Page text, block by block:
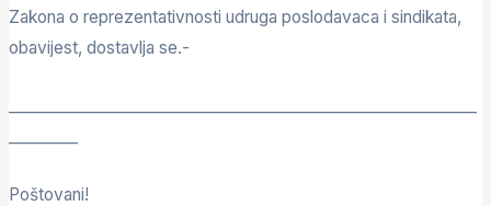
Zakona o reprezentativnosti udruga poslodavaca i sindikata,
obavijest, dostavlja se.-
Poštovani!